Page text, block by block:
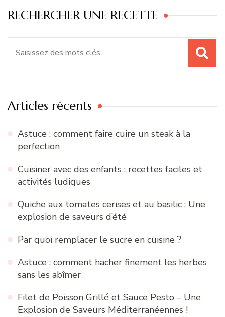
RECHERCHER UNE RECETTE
Articles récents
Astuce : comment faire cuire un steak à la
perfection
Cuisiner avec des enfants : recettes faciles et
activités ludiques
Quiche aux tomates cerises et au basilic : Une
explosion de saveurs d’été
Par quoi remplacer le sucre en cuisine ?
Astuce : comment hacher finement les herbes
sans les abîmer
Filet de Poisson Grillé et Sauce Pesto – Une
Explosion de Saveurs Méditerranéennes !